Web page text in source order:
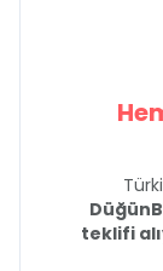
teklifi